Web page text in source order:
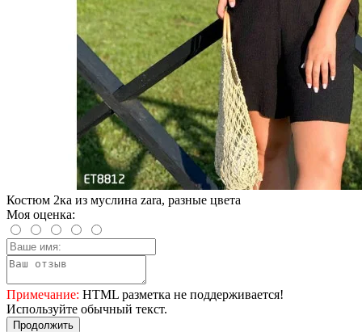
Костюм 2ка из муслина zara, разные цвета
Моя оценка:
Примечание: HTML разметка не поддерживается!
Используйте обычный текст.
Продолжить